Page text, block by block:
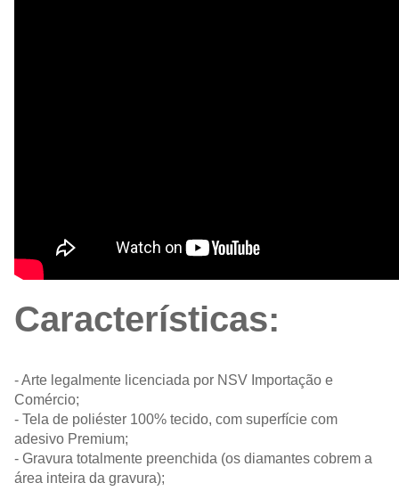
Características:
- Arte legalmente licenciada por NSV Importação e
Comércio;
- Tela de poliéster 100% tecido, com superfície com
adesivo Premium;
- Gravura totalmente preenchida (os diamantes cobrem a
área inteira da gravura);